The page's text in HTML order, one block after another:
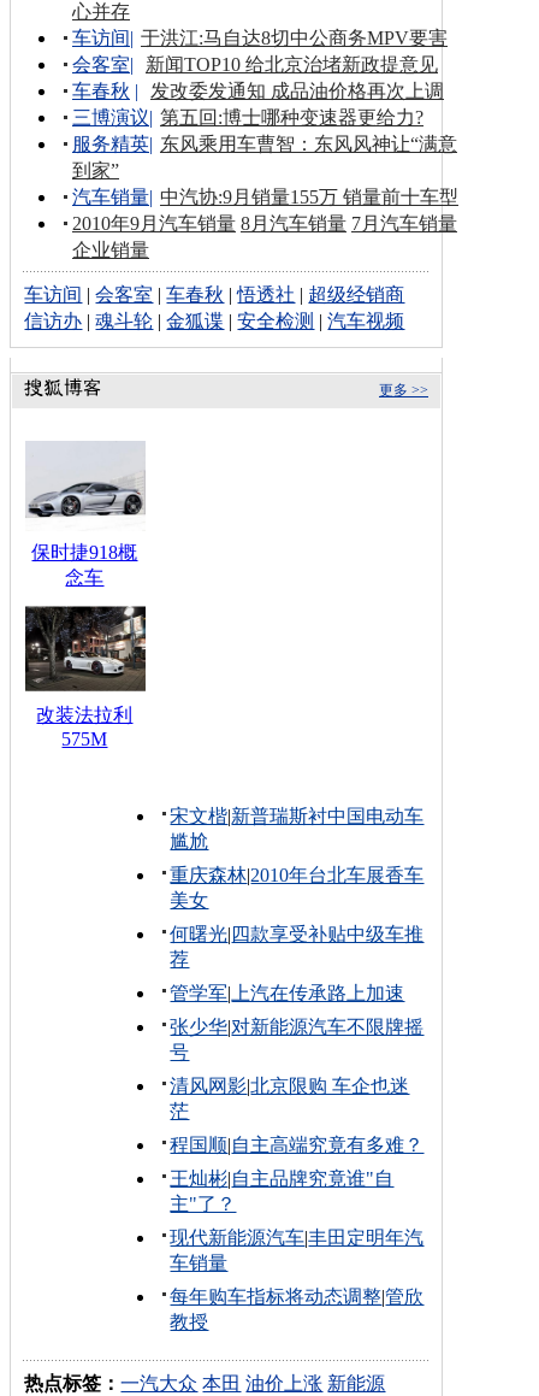
心并存
车访间| 于洪江:马自达8切中公商务MPV要害
会客室|
新闻TOP10 给北京治堵新政提意见
车春秋 |
发改委发通知 成品油价格再次上调
三博演议| 第五回:博士哪种变速器更给力?
服务精英| 东风乘用车曹智：东风风神让“满意
到家”
汽车销量| 中汽协:9月销量155万 销量前十车型
2010年9月汽车销量 8月汽车销量 7月汽车销量
企业销量
车访间 |会客室 |车春秋 |悟透社 | 超级经销商
信访办 |魂斗轮 |金狐谍 |安全检测 |汽车视频
更多 >>
保时捷918概
念车
改装法拉利
575M
宋文楷|新普瑞斯衬中国电动车
尴尬
重庆森林|2010年台北车展香车
美女
何曙光| 四款享受补贴中级车推
荐
管学军| 上汽在传承路上加速
张少华|对新能源汽车不限牌摇
号
清风网影|北京限购 车企也迷
茫
程国顺|自主高端究竟有多难？
王灿彬|自主品牌究竟谁"自
主"了？
现代新能源汽车|丰田定明年汽
车销量
每年购车指标将动态调整|管欣
教授
热点标签：一汽大众 本田 油价上涨 新能源